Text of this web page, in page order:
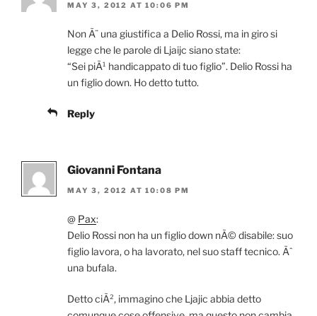
MAY 3, 2012 AT 10:06 PM
Non Ã¨ una giustifica a Delio Rossi, ma in giro si
legge che le parole di Ljaijc siano state:
“Sei piÃ¹ handicappato di tuo figlio”. Delio Rossi ha
un figlio down. Ho detto tutto.
Reply
Giovanni Fontana
MAY 3, 2012 AT 10:08 PM
@ Pax:
Delio Rossi non ha un figlio down nÃ© disabile: suo
figlio lavora, o ha lavorato, nel suo staff tecnico. Ãˆ
una bufala.
Detto ciÃ², immagino che Ljajic abbia detto